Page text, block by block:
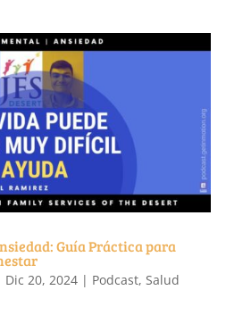
Guía Práctica para
Dic 20, 2024| Podcast, Salud